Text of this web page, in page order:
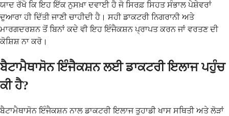
ਯਾਦ ਰੱਖੋ ਕਿ ਇਹ ਇੱਕ ਨੁਸਖ਼ਾ ਦਵਾਈ ਹੈ ਜੋ ਸਿਰਫ਼ ਸਿਹਤ ਸੰਭਾਲ ਪੇਸ਼ੇਵਰਾਂ
ਦੁਆਰਾ ਹੀ ਦਿੱਤੀ ਜਾਣੀ ਚਾਹੀਦੀ ਹੈ। ਸਹੀ ਡਾਕਟਰੀ ਨਿਗਰਾਨੀ ਅਤੇ
ਮਾਰਗਦਰਸ਼ਨ ਤੋਂ ਬਿਨਾਂ ਕਦੇ ਵੀ ਇਹ ਇੰਜੈਕਸ਼ਨ ਪ੍ਰਾਪਤ ਕਰਨ ਜਾਂ ਵਰਤਣ ਦੀ
ਕੋਸ਼ਿਸ਼ ਨਾ ਕਰੋ।
ਬੈਟਾਮੈਥਾਸੋਨ ਇੰਜੈਕਸ਼ਨ ਲਈ ਡਾਕਟਰੀ ਇਲਾਜ ਪਹੁੰਚ
ਕੀ ਹੈ?
ਬੈਟਾਮੈਥਾਸੋਨ ਇੰਜੈਕਸ਼ਨ ਨਾਲ ਡਾਕਟਰੀ ਇਲਾਜ ਤੁਹਾਡੀ ਖਾਸ ਸਥਿਤੀ ਅਤੇ ਲੋੜਾਂ